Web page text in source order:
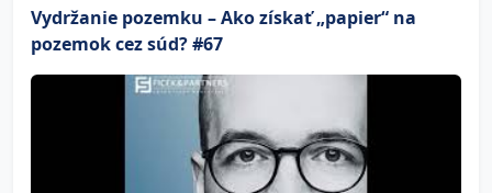
Vydržanie pozemku – Ako získať „papier“ na
pozemok cez súd? #67